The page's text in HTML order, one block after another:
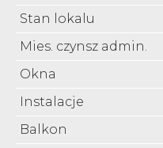
Stan lokalu
Mies. czynsz admin.
Okna
Instalacje
Balkon